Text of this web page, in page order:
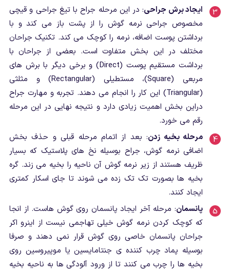
ایجاد برش جراحی: در این مرحله جراح با تیغ جراحی و قیچی
مخصوص جراحی نرمه گوش را از پشت باز می کند و با
برداشتن پوست اضافه، نرمه را کوچک می کند. تکنیک جراحان
مختلف در این بخش متفاوت است. بعضی از جراحان با
برداشت مستقیم پوست (Direct) و برخی دیگر با برش های
مربعی (Square)، مستطیلی (Rectangular) و مثلثی
(Triangular) این کار را انجام می دهند. تجربه و مهارت جراح
دراین بخش اهمیت زیادی دارد و نتیجه نهایی در این مرحله
رقم می خورد.
مرحله بخیه زدن: بعد از اتمام مرحله قبلی و حذف بخش
اضافی نرمه گوش، جراح بوسیله نخ های پلاستیک که بسیار
ظریف هستند از زیر نرمه گوش آن ناحیه را بخیه می زند. گره
بخیه ها بصورت تک تک زده می شوند تا جای اسکار کمتری
ایجاد کنند.
پانسمان: مرحله آخر ایجاد پانسمان روی گوش هاست. از انجا
که کوچک کردن نرمه گوش خیلی تهاجمی نیست از اینرو اکر
جراحان پانسمان خاصی روی گوش قرار نمی دهند و صرفا
بوسیله پماد چرب کننده ی جنتامایسین یا موپیروسین روی
بخیه ها را چرب می کنند تا از ورود آلودگی ها به ناحیه بخیه